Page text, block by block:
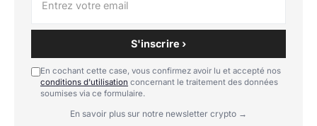
S'inscrire ›
En cochant cette case, vous confirmez avoir lu et accepté nos
conditions d'utilisation concernant le traitement des données
soumises via ce formulaire.
En savoir plus sur notre newsletter crypto →